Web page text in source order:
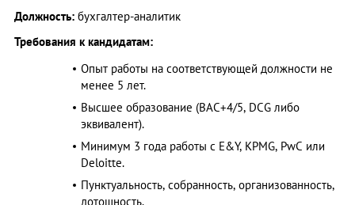
Должность: бухгалтер-аналитик
Требования к кандидатам:
Опыт работы на соответствующей должности не
менее 5 лет.
Высшее образование (BAC+4/5, DCG либо
эквивалент).
Минимум 3 года работы с E&Y, KPMG, PwC или
Deloitte.
Пунктуальность, собранность, организованность,
дотошность.